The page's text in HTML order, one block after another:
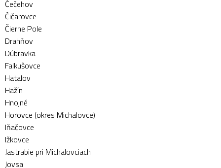
Čečehov
Čičarovce
Čierne Pole
Drahňov
Dúbravka
Falkušovce
Hatalov
Hažín
Hnojné
Horovce (okres Michalovce)
Iňačovce
Ižkovce
Jastrabie pri Michalovciach
Jovsa